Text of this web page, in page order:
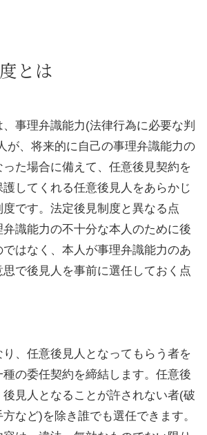
とは
事理弁識能力(法律行為に必要な判
が、将来的に自己の事理弁識能力の
た場合に備えて、任意後見契約を
してくれる任意後見人をあらかじ
です。法定後見制度と異なる点
識能力の不十分な本人のために後
ではなく、本人が事理弁識能力のあ
で後見人を事前に選任しておく点
、任意後見人となってもらう者を
の委任契約を締結します。任意後
後見人となることが許されない者(破
など)を除き誰でも選任できます。